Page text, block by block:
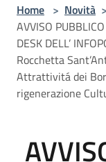
Home > Novità >
AVVISO
DESK DELL’
Rocchetta
Attrattivitá dei
rigenerazione